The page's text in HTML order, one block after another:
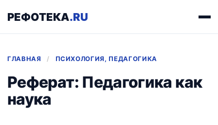
РЕФОТЕКА.RU
ГЛАВНАЯ / ПСИХОЛОГИЯ, ПЕДАГОГИКА
Реферат: Педагогика как
наука